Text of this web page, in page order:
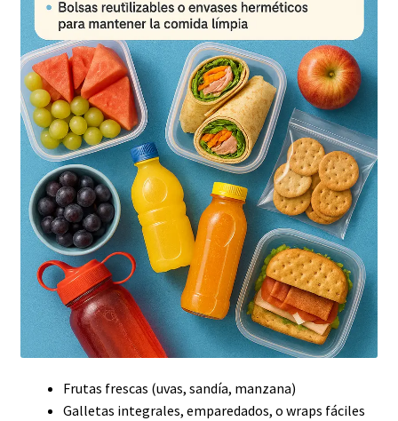
Frutas frescas (uvas, sandía, manzana)
Galletas integrales, emparedados, o wraps fáciles